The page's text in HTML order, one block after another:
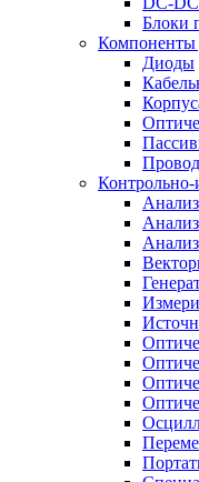
Блоки
Диоды
Контрольно-